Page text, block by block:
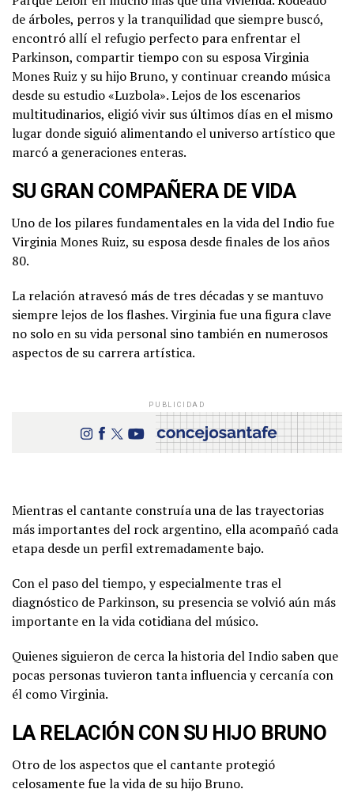
de árboles, perros y la tranquilidad que siempre buscó,
encontró allí el refugio perfecto para enfrentar el
Parkinson, compartir tiempo con su esposa Virginia
Mones Ruiz y su hijo Bruno, y continuar creando música
desde su estudio «Luzbola». Lejos de los escenarios
multitudinarios, eligió vivir sus últimos días en el mismo
lugar donde siguió alimentando el universo artístico que
marcó a generaciones enteras.
SU GRAN COMPAÑERA DE VIDA
Uno de los pilares fundamentales en la vida del Indio fue
Virginia Mones Ruiz, su esposa desde finales de los años
80.
La relación atravesó más de tres décadas y se mantuvo
siempre lejos de los flashes. Virginia fue una figura clave
no solo en su vida personal sino también en numerosos
aspectos de su carrera artística.
PUBLICIDAD
Mientras el cantante construía una de las trayectorias
más importantes del rock argentino, ella acompañó cada
etapa desde un perfil extremadamente bajo.
Con el paso del tiempo, y especialmente tras el
diagnóstico de Parkinson, su presencia se volvió aún más
importante en la vida cotidiana del músico.
Quienes siguieron de cerca la historia del Indio saben que
pocas personas tuvieron tanta influencia y cercanía con
él como Virginia.
LA RELACIÓN CON SU HIJO BRUNO
Otro de los aspectos que el cantante protegió
celosamente fue la vida de su hijo Bruno.